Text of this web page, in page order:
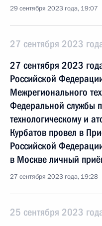
29 сентября 2023 года, 19:07
27 сентября 2023
27 сентября 2023
Российской
Межрегионального
Федеральной службы
технологическому и
Курбатов провел в
Российской
в Москве личный
27 сентября 2023 года, 19:28
25 сентября 2023